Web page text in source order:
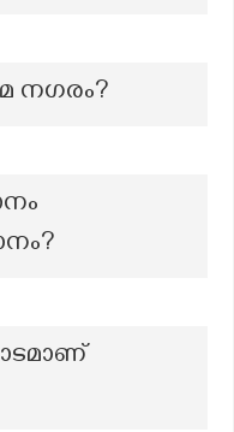
നഗരം?